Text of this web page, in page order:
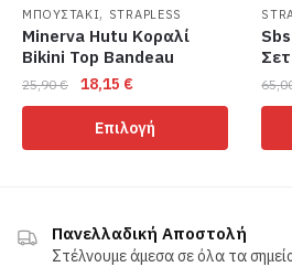
ΜΠΟΥΣΤΑΚΙ, STRAPLESS
Minerva Hutu Κοραλί
Bikini Top Bandeau
25,90€
Original
price
was:
25,90 €.
18,15 €Η
τρέχουσα
τιμή
είναι:
Επιλογή
το
πολλαπλές
παραλλαγές.
το
Πανελλαδική Αποστολή
Στέλνουμε άμεσα σε όλα τα